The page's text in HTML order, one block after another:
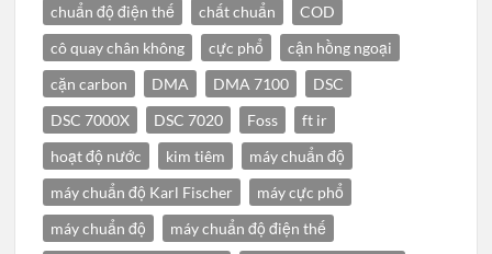
chuẩn độ điện thế
chất chuẩn
COD
cô quay chân không
cực phổ
cận hồng ngoại
cặn carbon
DMA DMA 7100
DSC
DSC 7000X
DSC 7020 Foss
ft ir
hoạt độ nước
kim tiêm
máy chuẩn độ
máy chuẩn độ Karl Fischer
máy cực phổ
máy chuẩn độ
máy chuẩn độ điện thế